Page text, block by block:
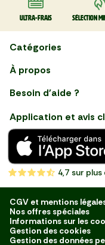
Ultra-frais Sélection
Catégories
Faire ses courses en
Nouveautés
Fruits
Légumes
Boucherie
Charcuterie
Poissonnerie
Fromagerie
À propos
et savoir-faire français
choisissant notre
livraison de produits
de qualité, livrés
chez vous. Une
de courses en ligne
pour vous.
Besoin d'aide ?
Application et avis
4,7 sur plus
CGV et mentions
Nos offres spéciales
Informations sur les
Gestion des cookies
Gestion des données